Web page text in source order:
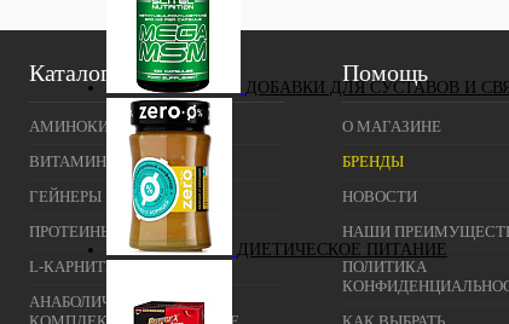
ДОБАВКИ ДЛЯ СУСТАВОВ И
ДИЕТИЧЕСКОЕ ПИТАНИЕ
Каталог
АМИНОКИСЛОТЫ
ВИТАМИНЫ И МИНЕРАЛЫ
ГЕЙНЕРЫ
ПРОТЕИНЫ
L-КАРНИТИН
АНАБОЛИЧЕСКИЕ
Помощь
О МАГАЗИНЕ
БРЕНДЫ
НОВОСТИ
НАШИ
ПОЛИТИКА